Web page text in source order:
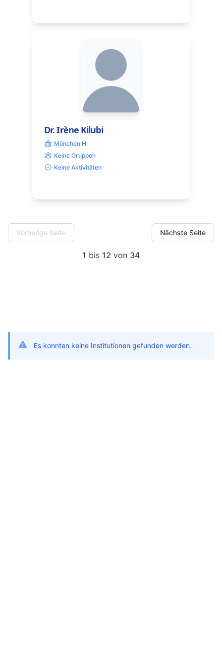
Dr. Irène Kilubi
München H
Keine Gruppen
Keine Aktivitäten
Vorherige Seite Nächste Seite
1 bis 12 von 34
Es konnten keine Institutionen gefunden werden.